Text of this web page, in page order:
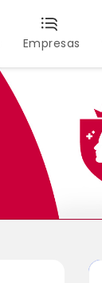
Empresas